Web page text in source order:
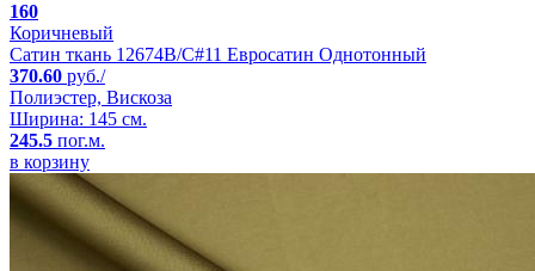
160
Коричневый
Сатин ткань 12674B/C#11 Евросатин Однотонный
370.60 руб./
Полиэстер, Вискоза
Ширина: 145 см.
245.5 пог.м.
в корзину